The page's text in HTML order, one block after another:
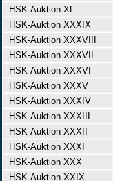
HSK-Auktion XL
HSK-Auktion XXXIX
HSK-Auktion XXXVIII
HSK-Auktion XXXVII
HSK-Auktion XXXVI
HSK-Auktion XXXV
HSK-Auktion XXXIV
HSK-Auktion XXXIII
HSK-Auktion XXXII
HSK-Auktion XXXI
HSK-Auktion XXX
HSK-Auktion XXIX